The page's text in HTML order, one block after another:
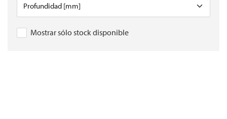
Mostrar sólo stock disponible